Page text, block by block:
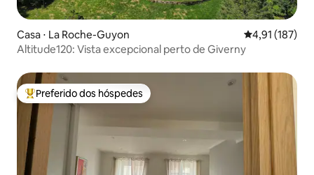
Casa ⋅ La Roche-Guyon 4,91 de uma
4,91 (187)
Altitude120: Vista excepcional perto de Giverny
Entre os melhores preferidos dos hóspedes
Preferido dos hóspedes